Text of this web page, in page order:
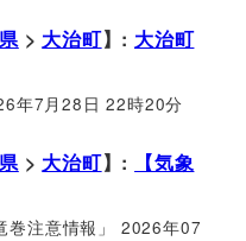
> 大治町】: 大治町
年7月28日 22時20分
> 大治町】:
【気象
巻注意情報」 2026年07